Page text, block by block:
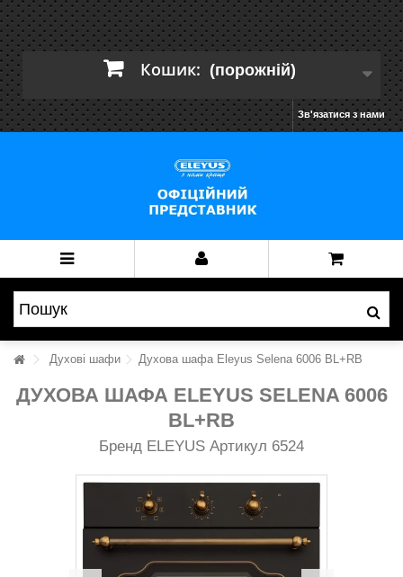
Кошик: (порожній)
Зв'язатися з нами
Духові шафи Духова шафа Eleyus Selena 6006 BL+RB
ДУХОВА ШАФА ELEYUS SELENA 6006
BL+RB
Бренд ELEYUS Артикул 6524